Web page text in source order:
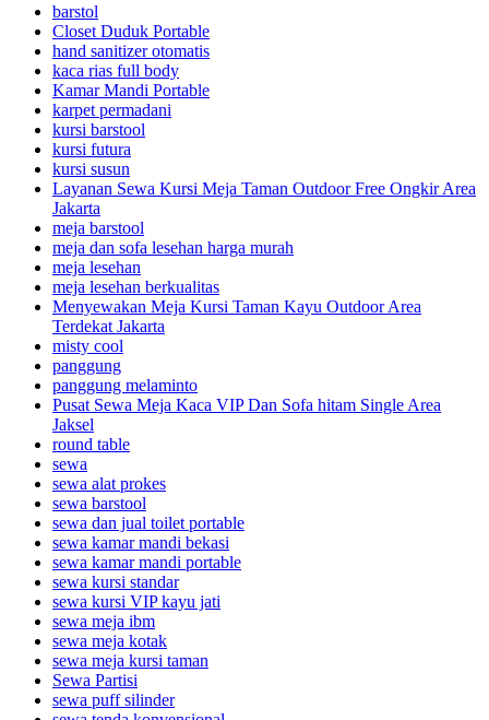
barstol
Closet Duduk Portable
hand sanitizer otomatis
kaca rias full body
Kamar Mandi Portable
karpet permadani
kursi barstool
kursi futura
kursi susun
Layanan Sewa Kursi Meja Taman Outdoor Free Ongkir Area
Jakarta
meja barstool
meja dan sofa lesehan harga murah
meja lesehan
meja lesehan berkualitas
Menyewakan Meja Kursi Taman Kayu Outdoor Area
Terdekat Jakarta
misty cool
panggung
panggung melaminto
Pusat Sewa Meja Kaca VIP Dan Sofa hitam Single Area
Jaksel
round table
sewa
sewa alat prokes
sewa barstool
sewa dan jual toilet portable
sewa kamar mandi bekasi
sewa kamar mandi portable
sewa kursi standar
sewa kursi VIP kayu jati
sewa meja ibm
sewa meja kotak
sewa meja kursi taman
Sewa Partisi
sewa puff silinder